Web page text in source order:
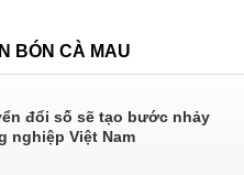
BÓN CÀ MAU
đổi số sẽ tạo bước nhảy
nghiệp Việt Nam